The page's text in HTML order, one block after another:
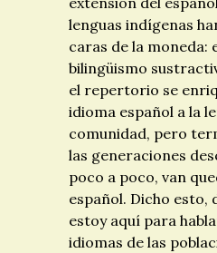
lenguas indígenas
caras de la moneda:
bilingüismo
el repertorio se
idioma español a la
comunidad, pero
las generaciones
poco a poco, van
español. Dicho esto,
estoy aquí para
idiomas de las